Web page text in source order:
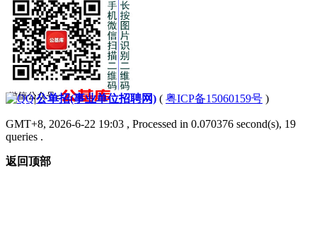
|公单招(事业单位招聘网) ( 粤ICP备15060159号 )
GMT+8, 2026-6-22 19:03 , Processed in 0.070376 second(s), 19
queries .
返回顶部